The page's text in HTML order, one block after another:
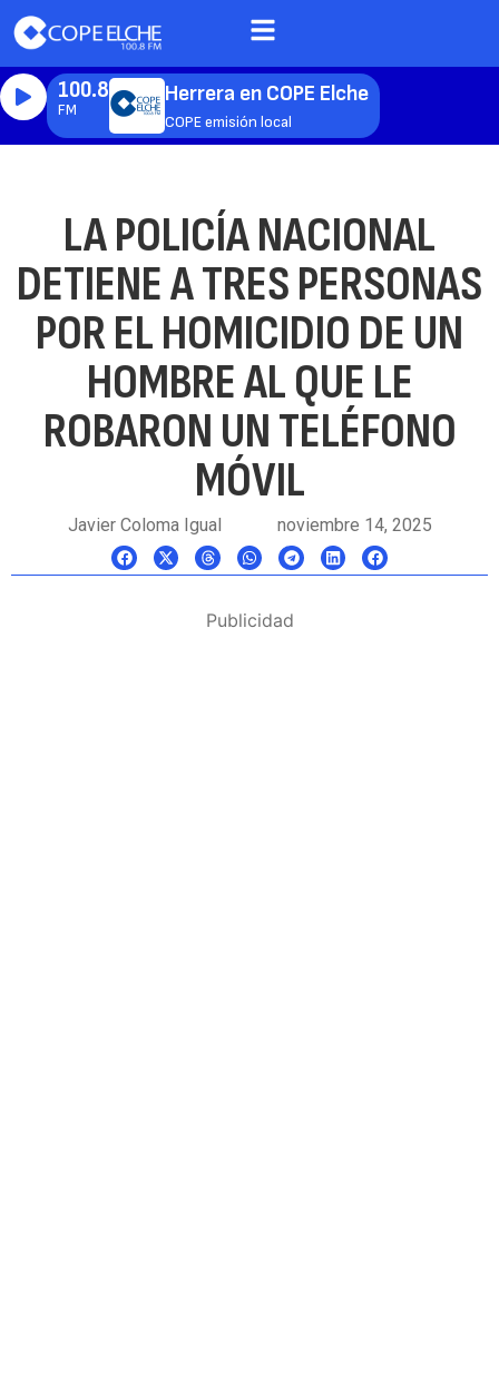
100.8
FM
Herrera en COPE Elche
COPE emisión local
LA POLICÍA NACIONAL
DETIENE A TRES PERSONAS
POR EL HOMICIDIO DE UN
HOMBRE AL QUE LE
ROBARON UN TELÉFONO
MÓVIL
Javier Coloma Igual noviembre 14, 2025
Publicidad